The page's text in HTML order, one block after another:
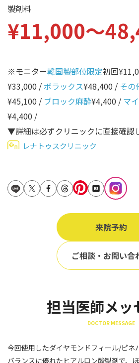
鼻翼基部
頬
口角
顎
ヒアルロン酸リフトアッ
プ
鎖骨
10代
40代
70代
80代
90代
Region
地域から
大阪
仙台
製剤料
¥11,000〜
※モニター韓国製部位限定初回
¥33,000 / ボラックス¥48,400 / その
¥45,100 / ブロック麻酔¥4,400 / マ
¥4,400 /
▼詳細は必ずクリニックに直接確
レナトゥスクリニック
来院予約
ご相談・お問い合
担当医師メッ
DOCTOR MESSAGE
今回使用したダイヤモンドフィール/ピネ
バランスに優れたヒアルロン酸製剤で、